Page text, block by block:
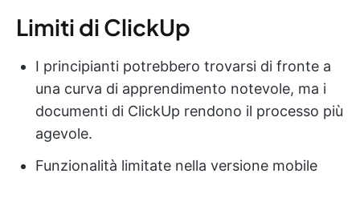
Limiti di ClickUp
I principianti potrebbero trovarsi di fronte a
una curva di apprendimento notevole, ma i
documenti di ClickUp rendono il processo più
agevole.
Funzionalità limitate nella versione mobile